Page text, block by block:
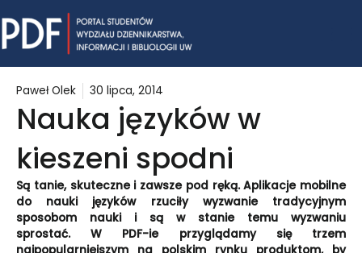
to
content
Paweł Olek 30 lipca, 2014
Nauka języków w
kieszeni spodni
Są tanie, skuteczne i zawsze pod ręką. Aplikacje mobilne
do nauki języków rzuciły wyzwanie tradycyjnym
sposobom nauki i są w stanie temu wyzwaniu
sprostać.W PDF-ie przyglądamy się trzem